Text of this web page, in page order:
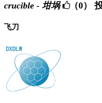
crucible - 坩埚 （0）
飞刀